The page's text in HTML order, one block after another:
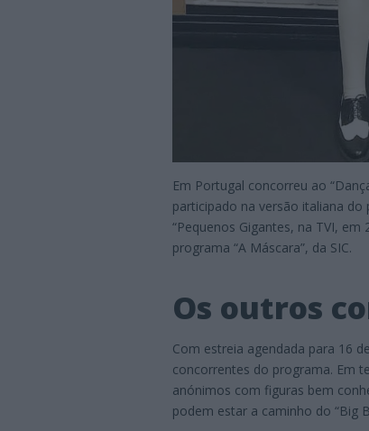
Em Portugal concorreu ao
participado na versão italiana
“Pequenos Gigantes, na TVI,
programa “A Máscara”, da SIC.
Os outros
Com estreia agendada para 16
concorrentes do programa. Em
anónimos com figuras bem
podem estar a caminho do “Big